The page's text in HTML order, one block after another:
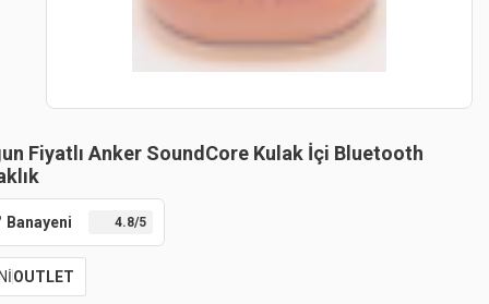
Fiyatlı Anker SoundCore Kulak İçi Bluetooth
Banayeni 4.8/5
OUTLET